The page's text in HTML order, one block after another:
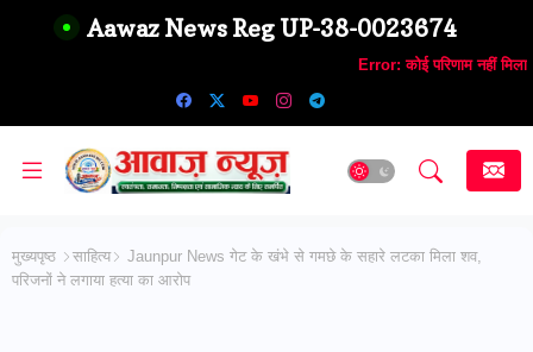
Aawaz News Reg UP-38-0023674
Error: कोई परिणाम नहीं मिला
मुख्यपृष्ठ साहित्य
Jaunpur News गेट के खंभे से गमछे के सहारे लटका मिला शव,
परिजनों ने लगाया हत्या का आरोप